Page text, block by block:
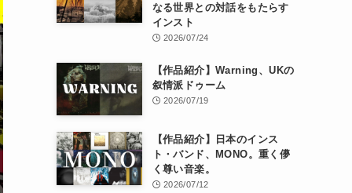
なる世界との対話をもたらす
インスト
2026/07/24
【作品紹介】Warning、UKの
叙情派ドゥーム
2026/07/19
【作品紹介】日本のインス
ト・バンド、MONO。重く儚
く尊い音楽。
2026/07/12